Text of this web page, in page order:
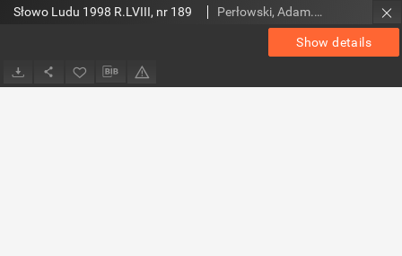
Show details
Słowo Ludu 1998 R.LVIII, nr 189 Perłowski, Adam. Red.